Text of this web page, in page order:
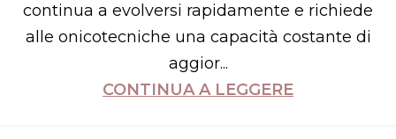
continua a evolversi rapidamente e richiede
alle onicotecniche una capacità costante di
aggior...
CONTINUA A LEGGERE